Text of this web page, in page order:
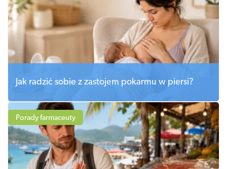
Jak radzić sobie z zastojem pokarmu w piersi?
Porady farmaceuty